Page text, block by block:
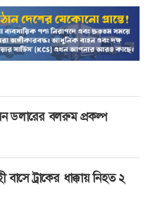
ডলারের বলরুম প্রকল্প
বাসে ট্রাকের ধাক্কায় নিহত ২